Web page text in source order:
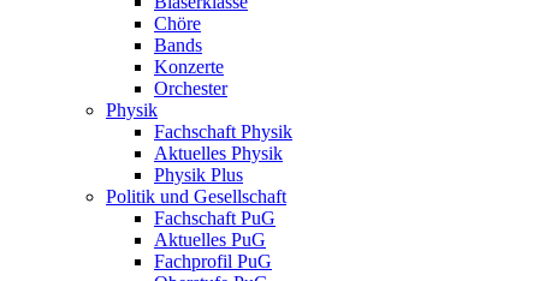
Chöre
Bands
Konzerte
Orchester
Physik
Fachschaft Physik
Aktuelles Physik
Physik Plus
Politik und Gesellschaft
Fachschaft PuG
Aktuelles PuG
Fachprofil PuG